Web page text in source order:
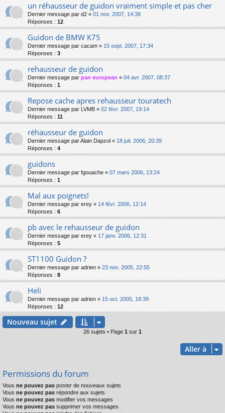
un réhausseur de guidon vraiment simple et pas cher
Dernier message par d2 « 01 nov. 2007, 14:38
Réponses : 12
Guidon de BMW K75
Dernier message par cacam « 15 sept. 2007, 17:34
Réponses : 3
rehausseur de guidon
Dernier message par pan european « 04 avr. 2007, 08:37
Réponses : 1
Repose cache apres rehausseur touratech
Dernier message par LVMB « 02 févr. 2007, 19:14
Réponses : 11
réhausseur de guidon
Dernier message parAlain Dapzol « 18 juil. 2006, 20:39
Réponses : 4
guidons
Dernier message par fgouache « 07 mars 2006, 13:24
Réponses : 1
Mal aux poignets!
Dernier message par erey « 14 févr. 2006, 12:14
Réponses : 6
pb avec le rehausseur de guidon
Dernier message par erey « 17 janv. 2006, 12:31
Réponses : 5
ST1100 Guidon ?
Dernier message par adrien « 23 nov. 2005, 22:55
Réponses : 8
Heli
Dernier message par adrien « 15 oct. 2005, 18:39
Réponses : 12
Nouveau sujet
26 sujets • Page 1 sur 1
Aller à
Permissions du forum
Vous ne pouvez pas poster de nouveaux sujets
Vous ne pouvez pas répondre aux sujets
Vous ne pouvez pas modifier vos messages
Vous ne pouvez pas supprimer vos messages